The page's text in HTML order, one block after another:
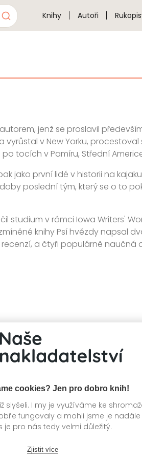
cookies? Jen pro dobro knih!
slyšeli. I my je využíváme ke
fungovaly a mohli jsme je nadále
je pro nás tedy velmi důležitý.
Zjistit více
Knihy Autoři
jenž se proslavil
a vyrůstal v New Yorku,
tocích v Pamíru, Střední
jako první lidé v historii na
poslední tým, který se o to
studium v rámci Iowa Writers'
knihy Psí hvězdy napsal
a čtyři populárně naučná